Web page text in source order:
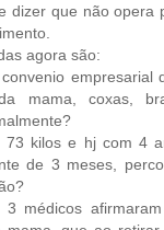
dizer que não opera
agora são:
empresarial
mama, coxas,
73 kilos e hj com 4
de 3 meses,
médicos